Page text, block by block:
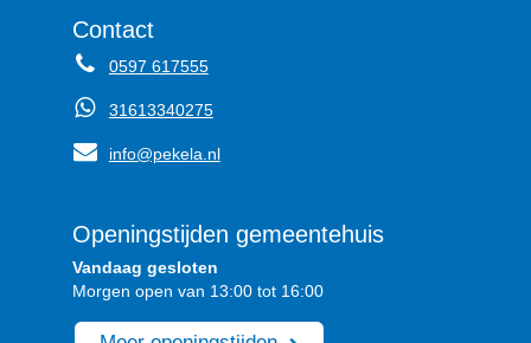
Contact
0597 617555
31613340275
info@pekela.nl
Openingstijden gemeentehuis
Vandaag gesloten
Morgen open van 13:00 tot 16:00